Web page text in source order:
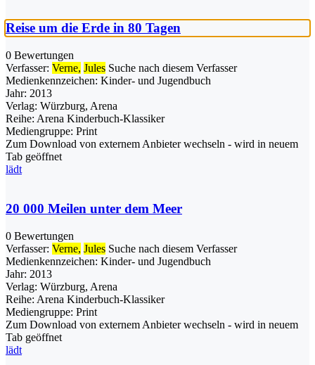
Reise um die Erde in 80 Tagen
0 Bewertungen
Verfasser: Verne, Jules Suche nach diesem Verfasser
Medienkennzeichen: Kinder- und Jugendbuch
Jahr: 2013
Verlag: Würzburg, Arena
Reihe: Arena Kinderbuch-Klassiker
Mediengruppe: Print
Zum Download von externem Anbieter wechseln - wird in neuem
Tab geöffnet
lädt
20 000 Meilen unter dem Meer
0 Bewertungen
Verfasser: Verne, Jules Suche nach diesem Verfasser
Medienkennzeichen: Kinder- und Jugendbuch
Jahr: 2013
Verlag: Würzburg, Arena
Reihe: Arena Kinderbuch-Klassiker
Mediengruppe: Print
Zum Download von externem Anbieter wechseln - wird in neuem
Tab geöffnet
lädt